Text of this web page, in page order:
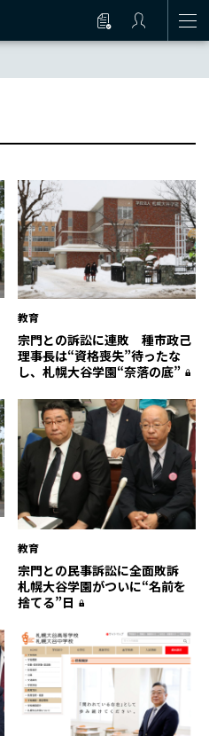
教育
宗門との訴訟に連敗 種市政己
理事長は“資格喪失”待ったな
し、札幌大谷学園“奈落の底”
教育
宗門との民事訴訟に全面敗訴
札幌大谷学園がついに“名前を
捨てる”日